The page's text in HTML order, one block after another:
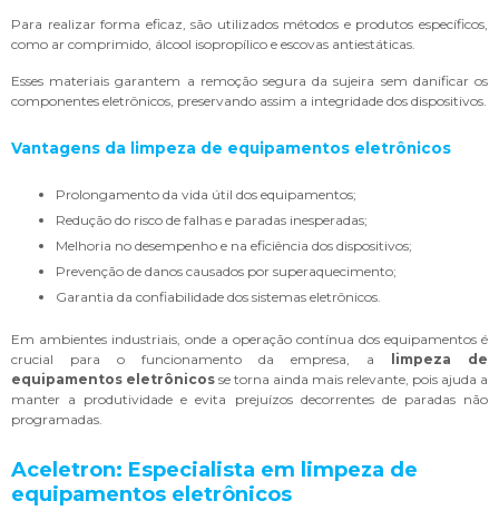
Para realizar forma eficaz, são utilizados métodos e produtos específicos,
como ar comprimido, álcool isopropílico e escovas antiestáticas.
Esses materiais garantem a remoção segura da sujeira sem danificar os
componentes eletrônicos, preservando assim a integridade dos dispositivos.
Vantagens da limpeza de equipamentos eletrônicos
Prolongamento da vida útil dos equipamentos;
Redução do risco de falhas e paradas inesperadas;
Melhoria no desempenho e na eficiência dos dispositivos;
Prevenção de danos causados por superaquecimento;
Garantia da confiabilidade dos sistemas eletrônicos.
Em ambientes industriais, onde a operação contínua dos equipamentos é
crucial para o funcionamento da empresa, a
limpeza de
equipamentos eletrônicos se torna ainda mais relevante, pois ajuda a
manter a produtividade e evita prejuízos decorrentes de paradas não
programadas.
Aceletron: Especialista em limpeza de
equipamentos eletrônicos